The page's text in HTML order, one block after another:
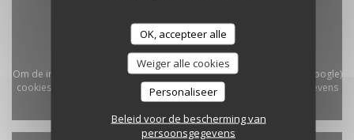
OK, accepteer alle
Weiger alle cookies
Personaliseer
Beleid voor de bescherming van
persoonsgegevens
Om de interactieve Waze-kaart weer te geven, moet u Waze Map (Google)
cookies accepteren. Deze cookies kunnen navigatie- en locatiegegevens
verzamelen. Toestaan